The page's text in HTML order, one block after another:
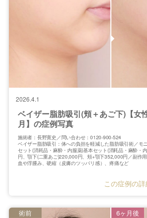
2026.4.1
ベイザー脂肪吸引(頬＋あご下)【女
月】の症例写真
施術者：長野寛史／問い合わせ：0120-900-524
ベイザー脂肪吸引：体への負担を軽減した脂肪吸引術／モ
セット(消耗品・麻酔・内服薬)基本セット(消耗品・麻酔・
円、顎下(二重あご)220,000円、頬+顎下352,000円／副作
血や浮腫み、硬縮（皮膚のツッパリ感）、疼痛など
この症例の
術前 6ヶ月後